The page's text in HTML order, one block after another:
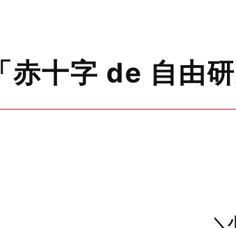
「赤十字 de 自由
＼